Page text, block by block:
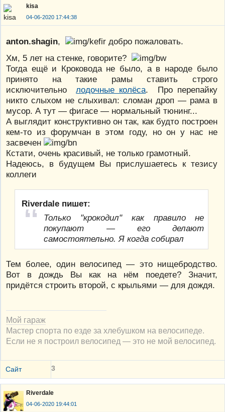
kisa
04-06-2020 17:44:38
anton.shagin,
добро пожаловать.
Хм, 5 лет на стенке, говорите?
Тогда ещё и Кроковода не было, а в народе было
принято на такие рамы ставить строго
исключительнолодочные колёса. Про перепайку
никто слыхом не слыхивал: сломан дроп — рама в
мусор. А тут — фигасе — нормальный тюнинг...
А выглядит конструктивно он так, как будто построен
кем-то из форумчан в этом году, но он у нас не
засвечен
Кстати, очень красивый, не только грамотный.
Надеюсь, в будущем Вы прислушаетесь к тезису
коллеги
Riverdale пишет:
Только "крокодил" как правило не
покупают — его делают
самостоятельно. Я когда собирал
Тем более, один велосипед — это нищебродство.
Вот в дождь Вы как на нём поедете? Значит,
придётся строить второй, с крыльями — для дождя.
Мой гараж
Мастер спорта по езде за хлебушком на велосипеде.
Если не я построил велосипед — это не мой велосипед.
Сайт 3
Riverdale
04-06-2020 19:44:01